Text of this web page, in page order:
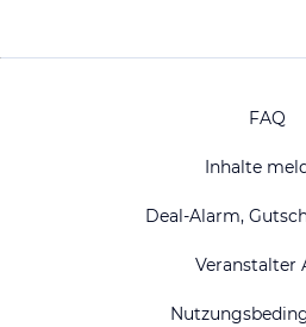
FAQ
Inhalte
Deal-Alarm,
Veranstalter